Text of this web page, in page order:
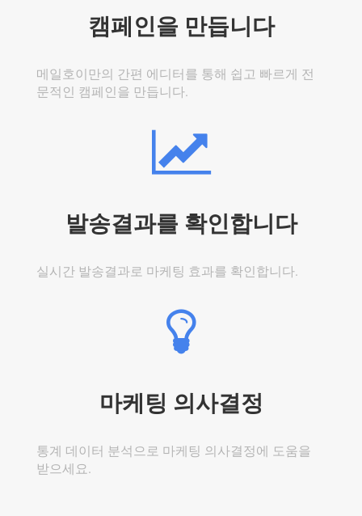
캠페인을 만듭니다
메일호이만의 간편 에디터를 통해 쉽고 빠르게 전
문적인 캠페인을 만듭니다.
발송결과를 확인합니다
실시간 발송결과로 마케팅 효과를 확인합니다.
마케팅 의사결정
통계 데이터 분석으로 마케팅 의사결정에 도움을
받으세요.